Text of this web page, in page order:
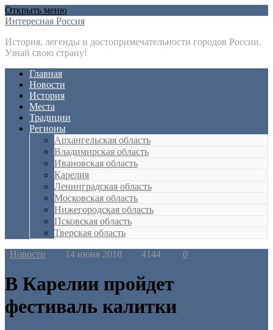
Открыть меню
Интересная Россия
История, легенды и достопримечательности городов России.
Узнай свою страну!
Главная
Новости
История
Места
Традиции
Регионы
Архангельская область
Владимирская область
Ивановская область
Карелия
Ленинградская область
Московская область
Нижегородская область
Псковская область
Тверская область
Новости 14 июня 2018 4144 0
В Карелии пройдет
фестиваль калитки